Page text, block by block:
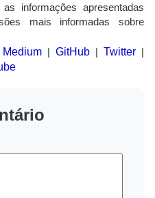
informações apresentadas
mais informadas sobre
Medium| GitHub| Twitter|